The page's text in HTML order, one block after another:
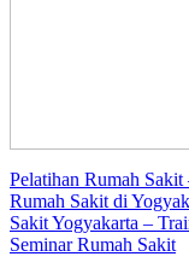
Pelatihan Rumah
Rumah Sakit di
Sakit Yogyakarta –
Seminar Rumah Sakit